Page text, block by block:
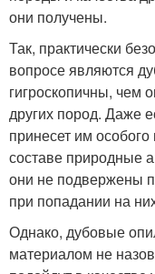
они получены.
Так, практически
вопросе являются
гигроскопичны, чем
других пород. Даже
принесет им
составе природные
они не подвержены
при попадании на
Однако, дубовые
материалом не